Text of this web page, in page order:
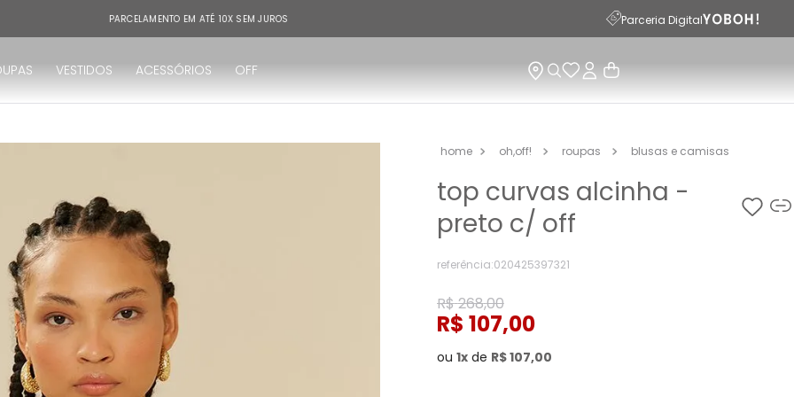
PARCELAMENTO EM ATÉ 10X SEM JUROS Parceria Digital
VESTIDOS ACESSÓRIOS OFF
oh,off! roupas blusas e camisas
top curvas alcinha -
preto c/ off
referência:020425397321
R$268,00
R$ 107,00
ou 1 de R$107,00